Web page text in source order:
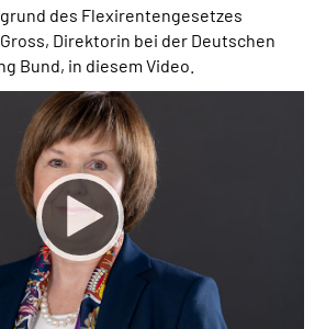
Mein Kundenportal
des Flexirentengesetzes
Direktorin bei der Deutschen
Bund, in diesem Video.